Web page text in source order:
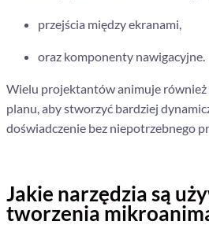
przejścia między ekranami,
oraz komponenty nawigacyjne.
Wielu projektantów animuje również
planu, aby stworzyć bardziej
doświadczenie bez niepotrzebnego
Jakie narzędzia są
tworzenia